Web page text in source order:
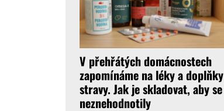
V přehřátých domácnostech
zapomínáme na léky a doplňky
stravy. Jak je skladovat, aby se
neznehodnotily